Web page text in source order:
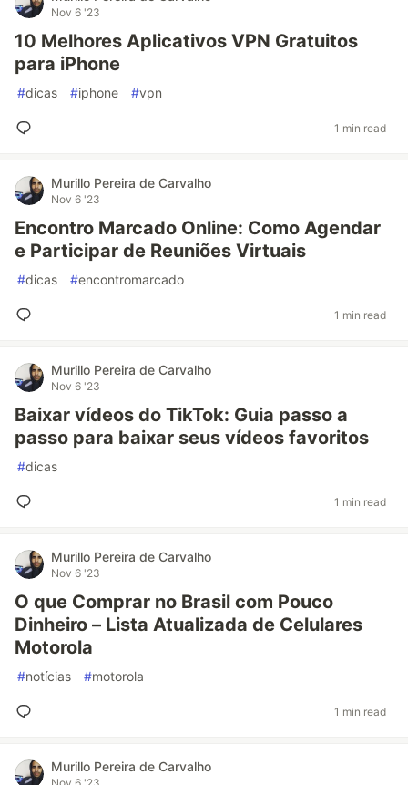
Nov 6 '23
10 Melhores Aplicativos VPN Gratuitos
para iPhone
#dicas #iphone #vpn
1 min read
Murillo Pereira de Carvalho
Nov 6 '23
Encontro Marcado Online: Como Agendar
e Participar de Reuniões Virtuais
#dicas #encontromarcado
1 min read
Murillo Pereira de Carvalho
Nov 6 '23
Baixar vídeos do TikTok: Guia passo a
passo para baixar seus vídeos favoritos
#dicas
1 min read
Murillo Pereira de Carvalho
Nov 6 '23
O que Comprar no Brasil com Pouco
Dinheiro – Lista Atualizada de Celulares
Motorola
#notícias #motorola
1 min read
Murillo Pereira de Carvalho